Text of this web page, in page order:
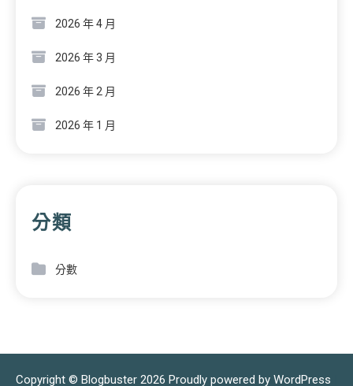
2026 年 4 月
2026 年 3 月
2026 年 2 月
2026 年 1 月
分類
分數
Copyright © Blogbuster 2026 Proudly powered by WordPress